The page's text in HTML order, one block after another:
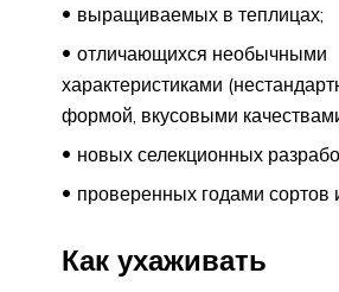
выращиваемых в теплицах;
отличающихся необычными
характеристиками
формой, вкусовыми
новых селекционных
проверенных годами сортов
Как ухаживать